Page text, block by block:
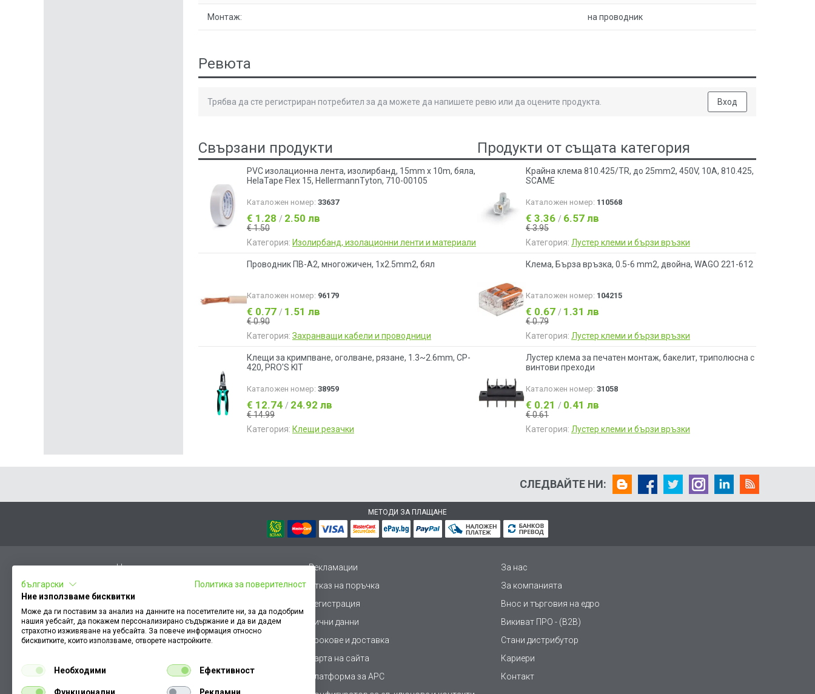
Монтаж: на проводник
Ревюта
Трябва да сте регистриран потребител за да можете да напишете ревю или да оцените продукта. Вход
Свързани продукти
PVC изолационна лента, изолирбанд, 15mm x 10m, бяла,
HelaTape Flex 15, HellermannTyton, 710-00105
Каталожен номер: 33637
€ 1.28 / 2.50 лв
€ 1.50
Категория: Изолирбанд, изолационни ленти и материали
Проводник ПВ-А2, многожичен, 1x2.5mm2, бял
Каталожен номер: 96179
€ 0.77 / 1.51 лв
€ 0.90
Категория: Захранващи кабели и проводници
Клещи за кримпване, оголване, рязане, 1.3~2.6mm, CP-
420, PRO'S KIT
Каталожен номер: 38959
€ 12.74 / 24.92 лв
€ 14.99
Категория: Клещи резачки
Продукти от същата категория
Крайна клема 810.425/TR, до 25mm2, 450V, 10A, 810.425,
SCAME
Каталожен номер: 110568
€ 3.36 / 6.57 лв
€ 3.95
Категория: Лустер клеми и бързи връзки
Клема, Бърза връзка, 0.5-6 mm2, двойна, WAGO 221-612
Каталожен номер: 104215
€ 0.67 / 1.31 лв
€ 0.79
Категория: Лустер клеми и бързи връзки
Лустер клема за печатен монтаж, бакелит, триполюсна с
винтови преходи
Каталожен номер: 31058
€ 0.21 / 0.41 лв
€ 0.61
Категория: Лустер клеми и бързи връзки
СЛЕДВАЙТЕ НИ:
МЕТОДИ ЗА ПЛАЩАНЕ
Начало Рекламации
За нас
Отказ на поръчка
За компанията
Регистрация
Внос и търговия на едро
Оплакване / похвала
Лични данни
Викиват ПРО - (B2B)
Условия за ползване
Срокове и доставка
Стани дистрибутор
Карта на сайта
Кариери
Как да намеря документ към поръчка
Платформа за AРС
Контакт
български
Политика за поверителност
Ние използваме бисквитки
Може да ги поставим за анализ на данните на посетителите ни, за да подобрим
нашия уебсайт, да покажем персонализирано съдържание и да ви дадем
страхотно изживяване на уебсайта. За повече информация относно
бисквитките, които използваме, отворете настройките.
Необходими Ефективност
Функционални Рекламни